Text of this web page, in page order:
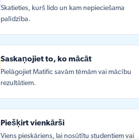
Skatieties, kurš lido un kam nepieciešama
palīdzība.
Saskaņojiet to, ko mācāt
Pielāgojiet Matific savām tēmām vai mācību
rezultātiem.
Piešķirt vienkārši
Viens pieskāriens, lai nosūtītu studentiem vai